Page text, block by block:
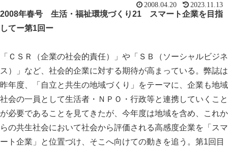
2008.04.20 2023.11.13
2008年春号 生活・福祉環境づくり21
スマート企業を目指
してー第1回ー
「ＣＳＲ（企業の社会的責任）」や「ＳＢ（ソーシャルビジネ
ス）」など、社会的企業に対する期待が高まっている。弊誌は
昨年度、「自立と共生の地域づくり」をテーマに、企業も地域
社会の一員として生活者・ＮＰＯ・行政等と連携していくこと
が必要であることを見てきたが、今年度は地域を含め、これか
らの共生社会において社会から評価される高感度企業を「スマ
ート企業」と位置づけ、そこへ向けての動きを追う。第1回目